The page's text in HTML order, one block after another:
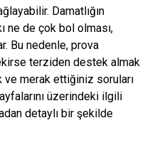
Damatlığın
ne de çok bol olması,
Bu nedenle, prova
terziden destek almak
ve merak ettiğiniz soruları
üzerindeki ilgili
detaylı bir şekilde